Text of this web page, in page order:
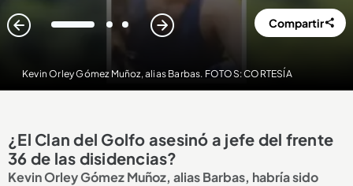
Kevin Orley Gómez Muñoz, alias Barbas. FOTOS: CORTESÍA
1 2 3 Compartir
¿El Clan del Golfo asesinó a jefe del frente
36 de las disidencias?
Kevin Orley Gómez Muñoz, alias Barbas, habría sido